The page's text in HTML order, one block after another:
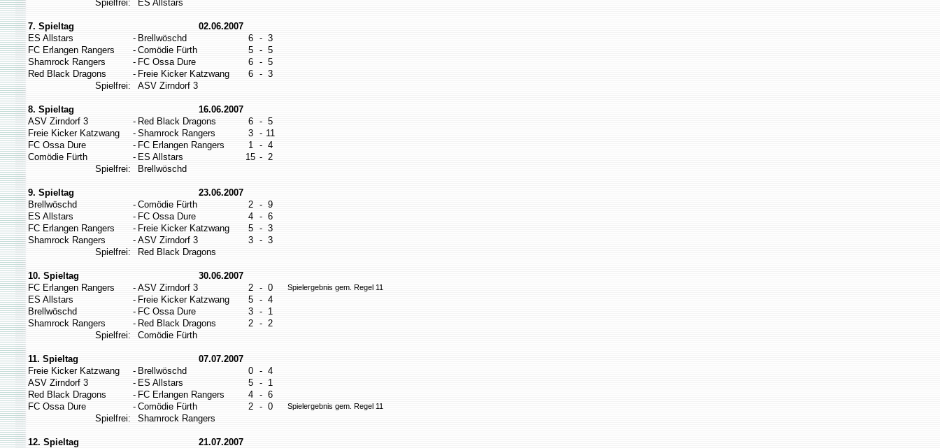
Spielfrei:
ES Allstars
7. Spieltag
02.06.2007
ES Allstars
- Brellwöschd 6 - 3
FC Erlangen Rangers
- Comödie Fürth 5 - 5
Shamrock Rangers
- FC Ossa Dure 6 - 5
Red Black Dragons
- Freie Kicker Katzwang 6 - 3
Spielfrei:
ASV Zirndorf 3
8. Spieltag
16.06.2007
ASV Zirndorf 3
- Red Black Dragons 6 - 5
Freie Kicker Katzwang
- Shamrock Rangers 3 - 11
FC Ossa Dure
- FC Erlangen Rangers 1 - 4
Comödie Fürth
- ES Allstars 15 - 2
Spielfrei:
Brellwöschd
9. Spieltag
23.06.2007
Brellwöschd
- Comödie Fürth 2 - 9
ES Allstars
- FC Ossa Dure 4 - 6
FC Erlangen Rangers
- Freie Kicker Katzwang 5 - 3
Shamrock Rangers
- ASV Zirndorf 3 3 - 3
Spielfrei:
Red Black Dragons
10. Spieltag
30.06.2007
FC Erlangen Rangers
- ASV Zirndorf 3 2 - 0 Spielergebnis gem. Regel 11
ES Allstars - Freie Kicker Katzwang 5 - 4
Brellwöschd
- FC Ossa Dure 3 -
1
Shamrock Rangers
- Red Black Dragons 2 - 2
Spielfrei:
Comödie Fürth
11. Spieltag
07.07.2007
Freie Kicker Katzwang
- Brellwöschd 0 - 4
ASV Zirndorf 3
- ES Allstars 5 -
1
Red Black Dragons
- FC Erlangen Rangers 4 - 6
FC Ossa Dure
- Comödie Fürth 2 - 0 Spielergebnis gem. Regel 11
Spielfrei: Shamrock Rangers
12. Spieltag
21.07.2007